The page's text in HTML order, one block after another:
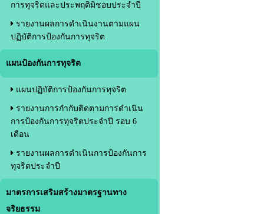
การทุจริตและประพฤติมิชอบประจำปี
รายงานผลการดำเนินงานตามแผน
ปฏิบัติการป้องกันการทุจริต
แผนป้องกันการทุจริต
แผนปฏิบัติการป้องกันการทุจริต
รายงานการกำกับติดตามการดำเนิน
การป้องกันการทุจริตประจำปี รอบ 6
เดือน
รายงานผลการดำเนินการป้องกันการ
ทุจริตประจำปี
มาตรการเสริมสร้างมาตรฐานทาง
จริยธรรม